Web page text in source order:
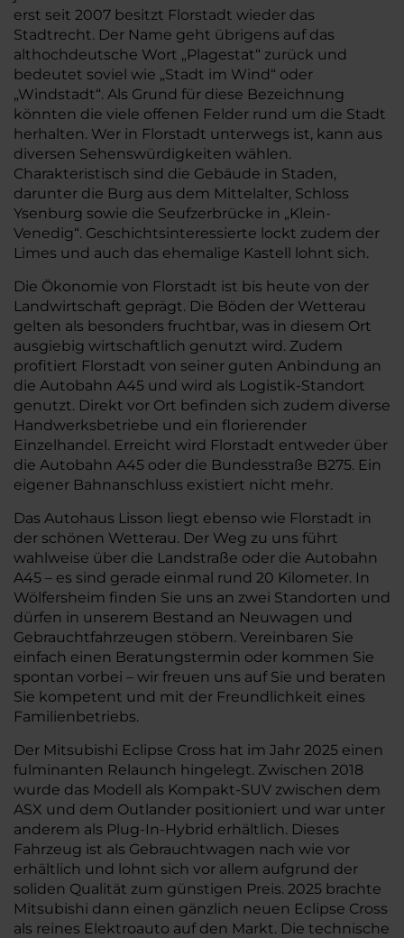
erst seit 2007 besitzt Florstadt wieder das
Stadtrecht. Der Name geht übrigens auf das
althochdeutsche Wort „Plagestat“ zurück und
bedeutet soviel wie „Stadt im Wind“ oder
„Windstadt“. Als Grund für diese Bezeichnung
könnten die viele offenen Felder rund um die Stadt
herhalten. Wer in Florstadt unterwegs ist, kann aus
diversen Sehenswürdigkeiten wählen.
Charakteristisch sind die Gebäude in Staden,
darunter die Burg aus dem Mittelalter, Schloss
Ysenburg sowie die Seufzerbrücke in „Klein-
Venedig“. Geschichtsinteressierte lockt zudem der
Limes und auch das ehemalige Kastell lohnt sich.
Die Ökonomie von Florstadt ist bis heute von der
Landwirtschaft geprägt. Die Böden der Wetterau
gelten als besonders fruchtbar, was in diesem Ort
ausgiebig wirtschaftlich genutzt wird. Zudem
profitiert Florstadt von seiner guten Anbindung an
die Autobahn A45 und wird als Logistik-Standort
genutzt. Direkt vor Ort befinden sich zudem diverse
Handwerksbetriebe und ein florierender
Einzelhandel. Erreicht wird Florstadt entweder über
die Autobahn A45 oder die Bundesstraße B275. Ein
eigener Bahnanschluss existiert nicht mehr.
Das Autohaus Lisson liegt ebenso wie Florstadt in
der schönen Wetterau. Der Weg zu uns führt
wahlweise über die Landstraße oder die Autobahn
A45 – es sind gerade einmal rund 20 Kilometer. In
Wölfersheim finden Sie uns an zwei Standorten und
dürfen in unserem Bestand an Neuwagen und
Gebrauchtfahrzeugen stöbern. Vereinbaren Sie
einfach einen Beratungstermin oder kommen Sie
spontan vorbei – wir freuen uns auf Sie und beraten
Sie kompetent und mit der Freundlichkeit eines
Familienbetriebs.
Der Mitsubishi Eclipse Cross hat im Jahr 2025 einen
fulminanten Relaunch hingelegt. Zwischen 2018
wurde das Modell als Kompakt-SUV zwischen dem
ASX und dem Outlander positioniert und war unter
anderem als Plug-In-Hybrid erhältlich. Dieses
Fahrzeug ist als Gebrauchtwagen nach wie vor
erhältlich und lohnt sich vor allem aufgrund der
soliden Qualität zum günstigen Preis. 2025 brachte
Mitsubishi dann einen gänzlich neuen Eclipse Cross
als reines Elektroauto auf den Markt. Die technische